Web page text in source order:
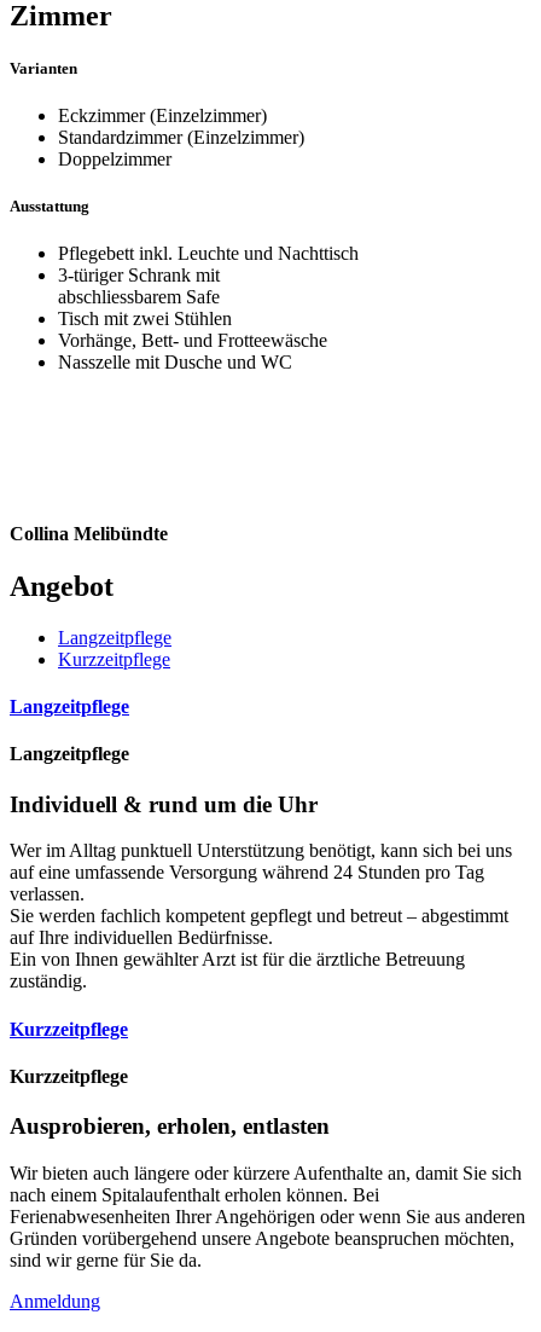
Zimmer
Varianten
Eckzimmer (Einzelzimmer)
Standardzimmer (Einzelzimmer)
Doppelzimmer
Ausstattung
Pflegebett inkl. Leuchte und Nachttisch
3-türiger Schrank mit
abschliessbarem Safe
Tisch mit zwei Stühlen
Vorhänge, Bett- und Frotteewäsche
Nasszelle mit Dusche und WC
Collina Melibündte
Angebot
Langzeitpflege
Kurzzeitpflege
Langzeitpflege
Langzeitpflege
Individuell & rund um die Uhr
Wer im Alltag punktuell Unterstützung benötigt, kann sich bei uns
auf eine umfassende Versorgung während 24 Stunden pro Tag
verlassen.
Sie werden fachlich kompetent gepflegt und betreut – abgestimmt
auf Ihre individuellen Bedürfnisse.
Ein von Ihnen gewählter Arzt ist für die ärztliche Betreuung
zuständig.
Kurzzeitpflege
Kurzzeitpflege
Ausprobieren, erholen, entlasten
Wir bieten auch längere oder kürzere Aufenthalte an, damit Sie sich
nach einem Spitalaufenthalt erholen können. Bei
Ferienabwesenheiten Ihrer Angehörigen oder wenn Sie aus anderen
Gründen vorübergehend unsere Angebote beanspruchen möchten,
sind wir gerne für Sie da.
Anmeldung